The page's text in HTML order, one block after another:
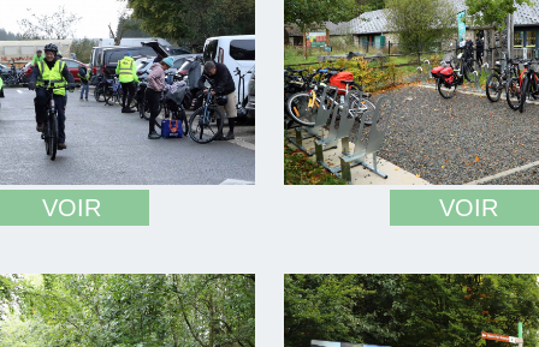
VOIR VOIR